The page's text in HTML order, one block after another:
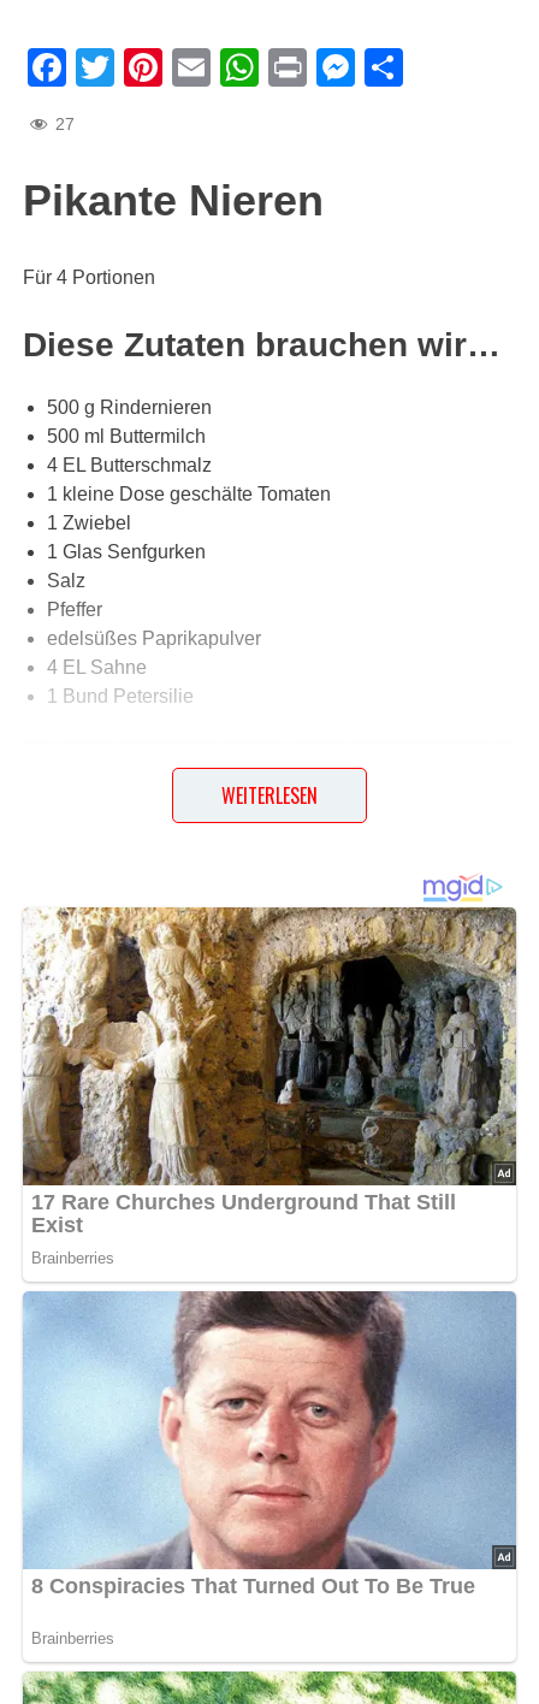
Facebook
TwitterPinterest
EmailWhatsApp
Print
27
Pikante Nieren
Für 4 Portionen
Diese Zutaten brauchen wir…
500 g Rindernieren
500 ml Buttermilch
4 EL Butterschmalz
1 kleine Dose geschälte Tomaten
1 Zwiebel
1 Glas Senfgurken
Salz
Pfeffer
edelsüßes Paprikapulver
4 EL Sahne
1 Bund Petersilie
Dann hinterlasse doch bitte einen Kommentar am
Ende dieser Seite & auch eine Bewertung!
Und so wird es gemacht…
Die Nieren der Länge nach einschneiden. Fett, Sehnen
und Adern herausschneiden. Nieren 60 Minuten in
Buttermilch einlegen. Nieren aus der Buttermilch nehmen,
trockentupfen und in Streifen schneiden. In heißem
Butterschmalz braten, herausnehmen und warm stellen.
Die Tomaten in ein Sieb geben, Tomatensaft auffangen.
Zwiebel schälen und wie die Senfgurken in kleine Würfel
schneiden. Zwiebel und Gurken im Bratfett andünsten, mit
Tomatensaft aufgießen. Mit Salz, Pfeffer und Paprika
würzen und 10 Minuten dünsten. Tomaten grob
zerkleinern und mit der Sahne dazugeben. Nierenstreifen
untermengen, gehackte Petersilie darüberstreuen. Dazu
Petersilienkartoffeln reichen.
Marinierzeit: 1 Stunde Zubereitungszeit ca. ¾ Stunde
WEITERLESEN